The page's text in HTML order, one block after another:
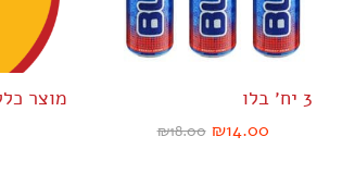
3 יח׳ בלו
₪14.00
₪18.00
מוצר